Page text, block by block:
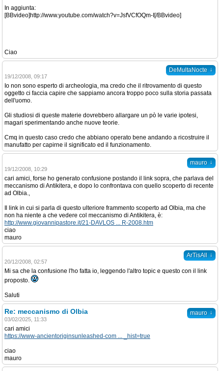
In aggiunta:
[BBvideo]http://www.youtube.com/watch?v=JsfVCfOQm-I[/BBvideo]
Ciao
DeMultaNocte ↓
19/12/2008, 09:17
Io non sono esperto di archeologia, ma credo che il ritrovamento di questo
oggetto ci faccia capire che sappiamo ancora troppo poco sulla storia passata
dell'uomo.
Gli studiosi di queste materie dovrebbero allargare un pò le varie ipotesi,
magari sperimentando anche nuove teorie.
Cmq in questo caso credo che abbiano operato bene andando a ricostruire il
manufatto per capirne il significato ed il funzionamento.
mauro ↓
19/12/2008, 10:29
cari amici, forse ho generato confusione postando il link sopra, che parlava del
meccanismo di Antikitera, e dopo lo confrontava con quello scoperto di recente
ad Olbia.,
Il link in cui si parla di questo ulteriore frammento scoperto ad Olbia, ma che
non ha niente a che vedere col meccanismo di Antikitera, è:
http://www.giovannipastore.it/21-DAVLOS ... R-2008.htm
ciao
mauro
ArTisAll ↓
20/12/2008, 02:57
Mi sa che la confusione l'ho fatta io, leggendo l'altro topic e questo con il link
proposto.
Saluti
mauro ↓
Re: meccanismo di Olbia
03/02/2025, 11:33
cari amici
https://www-ancientoriginsunleashed-com ... _hist=true
ciao
mauro